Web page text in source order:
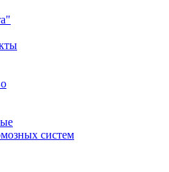
систем